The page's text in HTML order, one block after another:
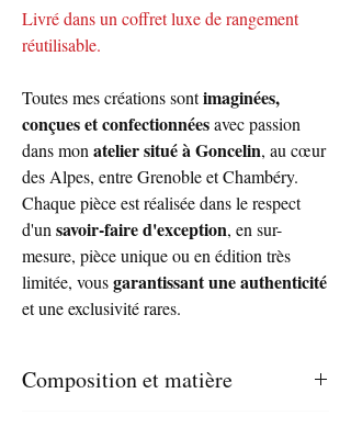
Livré dans un coffret luxe de rangement
réutilisable.
Toutes mes créations sontimaginées,
conçues et confectionnéesavec passion
dans monatelier situé à Goncelin, au cœur
des Alpes, entre Grenoble et Chambéry.
Chaque pièce est réalisée dans le respect
d'unsavoir-faire d'exception, en sur-
mesure, pièce unique ou en édition très
limitée, vousgarantissant une authenticité
et une exclusivité rares.
Composition et matière